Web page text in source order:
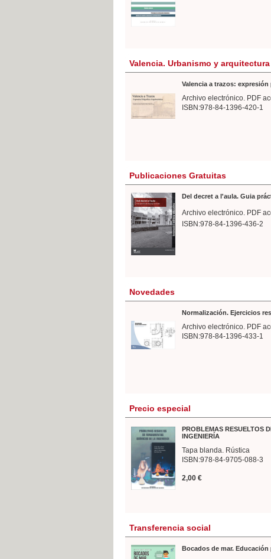
Valencia. Urbanismo y arquitectura
Valencia a trazos:
Archivo electrónico. PDF
ISBN:978-84-1396-420-1
Publicaciones Gratuitas
Del decret a l'aula. Guia
Archivo electrónico. PDF
ISBN:978-84-1396-436-2
Novedades
Normalización. Ejercicios
Archivo electrónico. PDF
ISBN:978-84-1396-433-1
Precio especial
PROBLEMAS RESUELTOS
INGENIERÍA
Tapa blanda. Rústica
ISBN:978-84-9705-088-3
2,00 €
Transferencia social
Bocados de mar. Educación